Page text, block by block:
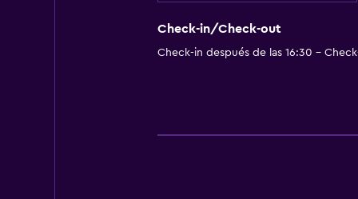
Nevera
Cafetera
Check-in/Check-out
Check-in después de las 16:30 -